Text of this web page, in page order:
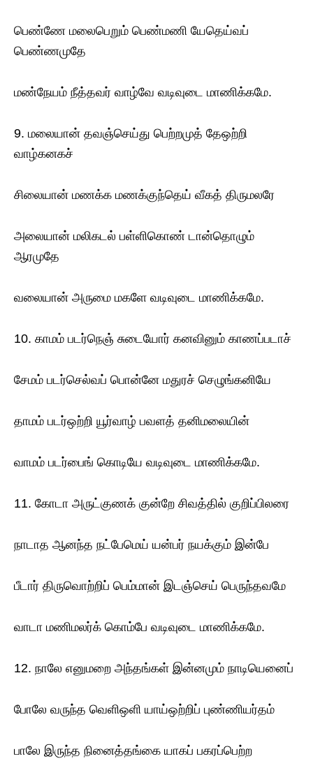
பெண்ணே மலைபெறும் பெண்மணி யேதெய்வப்
பெண்ணமுதே
மண்நேயம் நீத்தவர் வாழ்வே வடிவுடை மாணிக்கமே.
9. மலையான் தவஞ்செய்து பெற்றமுத் தேஒற்றி
வாழ்கனகச்
சிலையான் மணக்க மணக்குந்தெய் வீகத் திருமலரே
அலையான் மலிகடல் பள்ளிகொண் டான்தொழும்
ஆரமுதே
வலையான் அருமை மகளே வடிவுடை மாணிக்கமே.
10. காமம் படர்நெஞ் சுடையோர் கனவினும் காணப்படாச்
சேமம் படர்செல்வப் பொன்னே மதுரச் செழுங்கனியே
தாமம் படர்ஒற்றி யூர்வாழ் பவளத் தனிமலையின்
வாமம் படர்பைங் கொடியே வடிவுடை மாணிக்கமே.
11. கோடா அருட்குணக் குன்றே சிவத்தில் குறிப்பிலரை
நாடாத ஆனந்த நட்பேமெய் யன்பர் நயக்கும் இன்பே
பீடார் திருவொற்றிப் பெம்மான் இடஞ்செய் பெருந்தவமே
வாடா மணிமலர்க் கொம்பே வடிவுடை மாணிக்கமே.
12. நாலே எனுமறை அந்தங்கள் இன்னமும் நாடியெனைப்
போலே வருந்த வெளிஒளி யாய்ஒற்றிப் புண்ணியர்தம்
பாலே இருந்த நினைத்தங்கை யாகப் பகரப்பெற்ற